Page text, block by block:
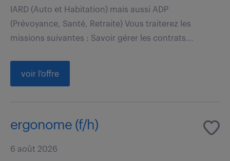
IARD (Auto et Habitation) mais aussi ADP
(Prévoyance, Santé, Retraite) Vous traiterez les
missions suivantes : Savoir gérer les contrats...
voir l'offre
ergonome (f/h)
6 août 2026